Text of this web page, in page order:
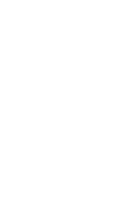
sedang
masing),
perempuan
berdua?"
minum
binatang
seorang